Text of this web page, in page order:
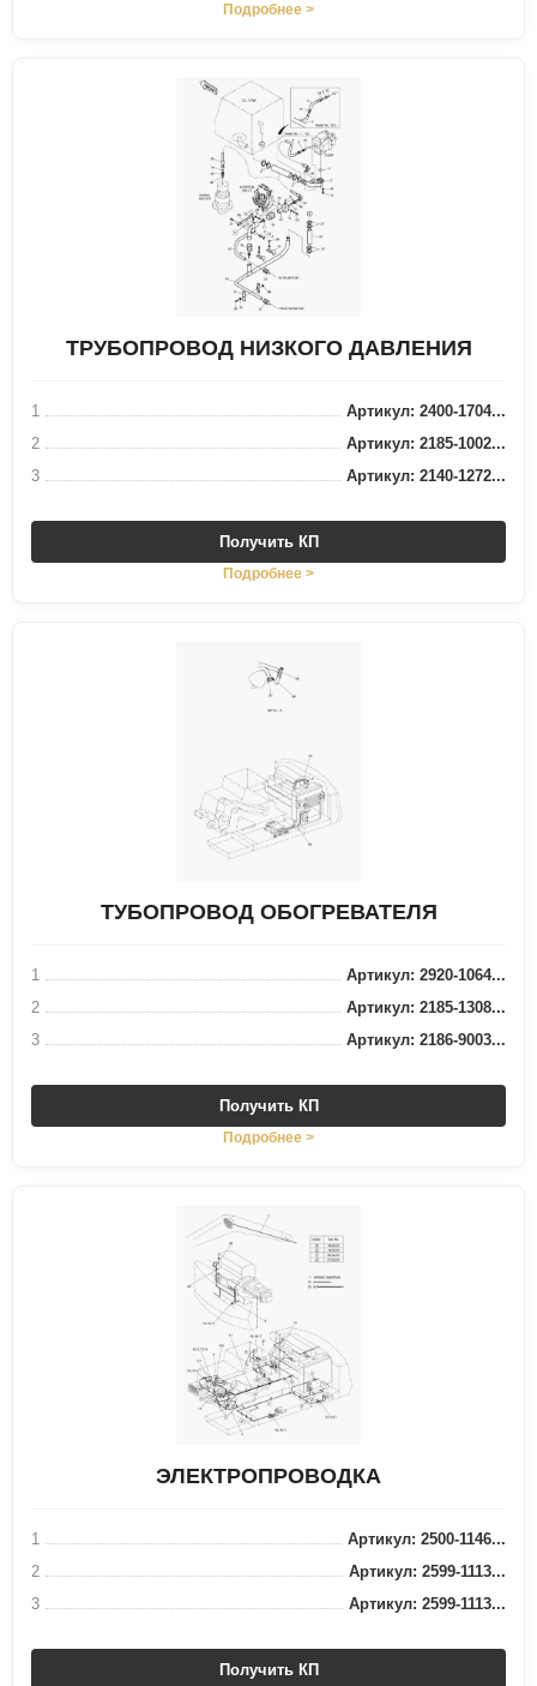
Подробнее >
ТРУБОПРОВОД НИЗКОГО ДАВЛЕНИЯ
1
Артикул: 2400-1704...
2
Артикул: 2185-1002...
3
Артикул: 2140-1272...
Получить КП
Подробнее >
ТУБОПРОВОД ОБОГРЕВАТЕЛЯ
1
Артикул: 2920-1064...
2
Артикул: 2185-1308...
3
Артикул: 2186-9003...
Получить КП
Подробнее >
ЭЛЕКТРОПРОВОДКА
1
Артикул: 2500-1146...
2
Артикул: 2599-1113...
3
Артикул: 2599-1113...
Получить КП